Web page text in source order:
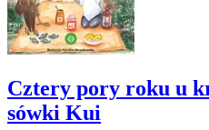
Cztery pory roku u
sówki Kui